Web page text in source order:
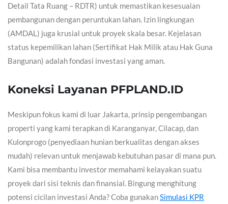
Detail Tata Ruang – RDTR) untuk memastikan kesesuaian
pembangunan dengan peruntukan lahan. Izin lingkungan
(AMDAL) juga krusial untuk proyek skala besar. Kejelasan
status kepemilikan lahan (Sertifikat Hak Milik atau Hak Guna
Bangunan) adalah fondasi investasi yang aman.
Koneksi Layanan PFPLAND.ID
Meskipun fokus kami di luar Jakarta, prinsip pengembangan
properti yang kami terapkan di Karanganyar, Cilacap, dan
Kulonprogo (penyediaan hunian berkualitas dengan akses
mudah) relevan untuk menjawab kebutuhan pasar di mana pun.
Kami bisa membantu investor memahami kelayakan suatu
proyek dari sisi teknis dan finansial. Bingung menghitung
potensi cicilan investasi Anda? Coba gunakanSimulasi KPR